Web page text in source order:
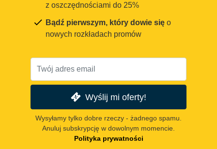
z oszczędnościami do 25%
Bądź pierwszym, który dowie się o
nowych rozkładach promów
Wyślij mi oferty!
Wysyłamy tylko dobre rzeczy - żadnego spamu.
Anuluj subskrypcję w dowolnym momencie.
Polityka prywatności